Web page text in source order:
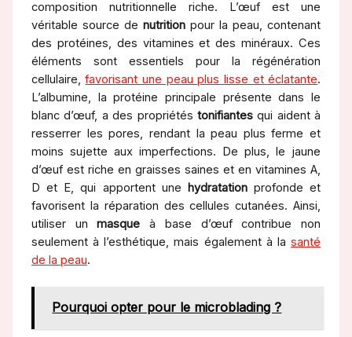
composition nutritionnelle riche. L’œuf est une
véritable source de nutritionpour la peau, contenant
des protéines, des vitamines et des minéraux. Ces
éléments sont essentiels pour la régénération
cellulaire,favorisant une peau plus lisse et éclatante.
L’albumine, la protéine principale présente dans le
blanc d’œuf, a des propriétés tonifiantesqui aident à
resserrer les pores, rendant la peau plus ferme et
moins sujette aux imperfections. De plus, le jaune
d’œuf est riche en graisses saines et en vitamines A,
D et E, qui apportent une hydratationprofonde et
favorisent la réparation des cellules cutanées. Ainsi,
utiliser unmasque à base d’œuf contribue non
seulement à l’esthétique, mais également à lasanté
de la peau.
Pourquoi opter pour le microblading ?